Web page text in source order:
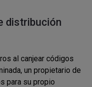
distribución
al canjear códigos
un propietario de
para su propio